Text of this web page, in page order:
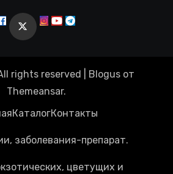
rights reserved Blogusот
Themeansar.
КаталогКонтакты
заболевания-препарат.
цветущих и